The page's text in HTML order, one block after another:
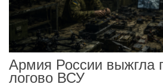
Армия России выжгла
логово ВСУ